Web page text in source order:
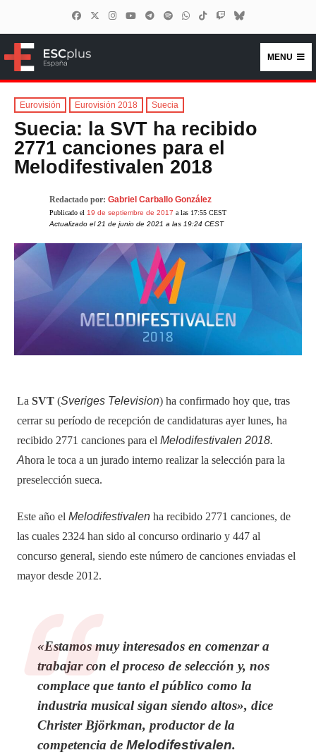
ESCplus España
MENU
Eurovisión Eurovisión 2018 Suecia
Suecia: la SVT ha recibido
2771 canciones para el
Melodifestivalen 2018
Redactado por: Gabriel Carballo González
Publicado el 19 de septiembre de 2017 a las 17:55 CEST
Actualizado el 21 de junio de 2021 a las 19:24 CEST
La SVT (Sveriges Television) ha confirmado hoy que, tras
cerrar su período de recepción de candidaturas ayer lunes, ha
recibido 2771 canciones para el Melodifestivalen 2018.
Ahora le toca a un jurado interno realizar la selección para la
preselección sueca.
Este año el Melodifestivalen ha recibido 2771 canciones, de
las cuales 2324 han sido al concurso ordinario y 447 al
concurso general, siendo este número de canciones enviadas el
mayor desde 2012.
«Estamos muy interesados ​​en comenzar a
trabajar con el proceso de selección y, nos
complace que tanto el público como la
industria musical sigan siendo altos», dice
Christer Björkman, productor de la
competencia de Melodifestivalen.